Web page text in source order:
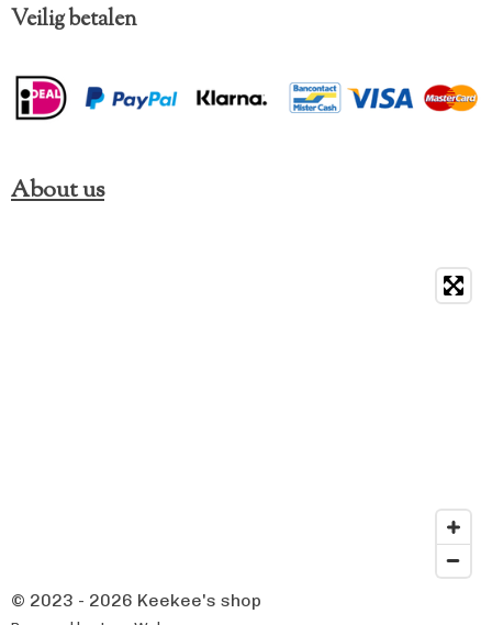
Veilig betalen
About us
© 2023 - 2026 Keekee's shop